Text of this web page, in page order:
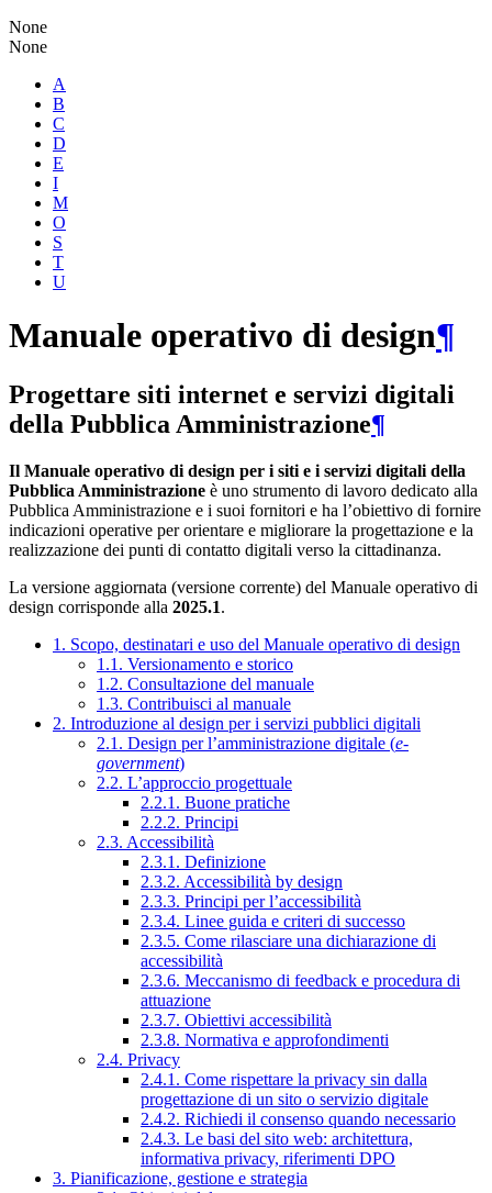
None
None
A
B
C
D
E
I
M
O
S
T
U
Manuale operativo di design¶
Progettare siti internet e servizi digitali
della Pubblica Amministrazione¶
Il Manuale operativo di design per i siti e i servizi digitali della
Pubblica Amministrazione è uno strumento di lavoro dedicato alla
Pubblica Amministrazione e i suoi fornitori e ha l’obiettivo di fornire
indicazioni operative per orientare e migliorare la progettazione e la
realizzazione dei punti di contatto digitali verso la cittadinanza.
La versione aggiornata (versione corrente) del Manuale operativo di
design corrisponde alla 2025.1.
1. Scopo, destinatari e uso del Manuale operativo di design
1.1. Versionamento e storico
1.2. Consultazione del manuale
1.3. Contribuisci al manuale
2. Introduzione al design per i servizi pubblici digitali
2.1. Design per l’amministrazione digitale (e-
government)
2.2. L’approccio progettuale
2.2.1. Buone pratiche
2.2.2. Principi
2.3. Accessibilità
2.3.1. Definizione
2.3.2. Accessibilità by design
2.3.3. Principi per l’accessibilità
2.3.4. Linee guida e criteri di successo
2.3.5. Come rilasciare una dichiarazione di
accessibilità
2.3.6. Meccanismo di feedback e procedura di
attuazione
2.3.7. Obiettivi accessibilità
2.3.8. Normativa e approfondimenti
2.4. Privacy
2.4.1. Come rispettare la privacy sin dalla
progettazione di un sito o servizio digitale
2.4.2. Richiedi il consenso quando necessario
2.4.3. Le basi del sito web: architettura,
informativa privacy, riferimenti DPO
3. Pianificazione, gestione e strategia